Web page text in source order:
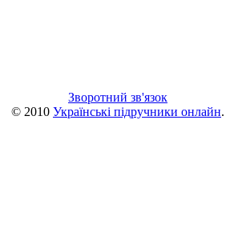
Зворотний зв'язок
© 2010 Українські підручники онлайн.